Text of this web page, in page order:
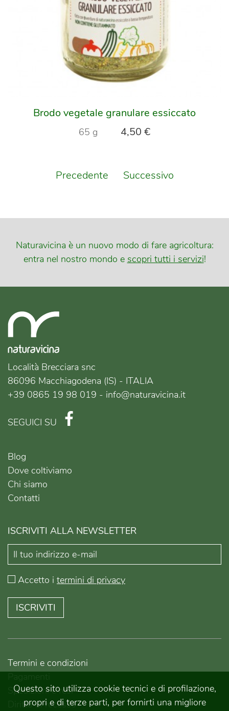
Brodo vegetale granulare essiccato
65 g 4,50 €
Precedente Successivo
Naturavicina è un nuovo modo di fare agricoltura:
entra nel nostro mondo e scopri tutti i servizi!
Località Brecciara snc
86096 Macchiagodena (IS) - ITALIA
+39 0865 19 98 019 - info@naturavicina.it
SEGUICI SU
Blog
Dove coltiviamo
Chi siamo
Contatti
Questo sito utilizza cookie tecnici e di profilazione,
propri e di terze parti, per fornirti una migliore
ISCRIVITI ALLA NEWSLETTER
Accetto i termini di privacy
ISCRIVITI
Termini e condizioni
Spedizioni e resi
Diritto di recesso